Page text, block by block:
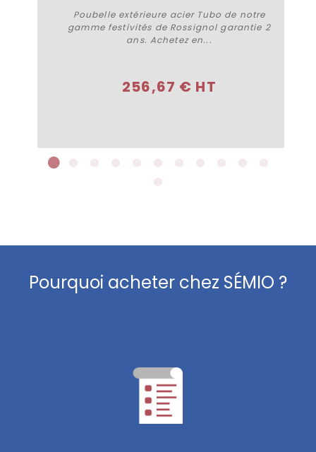
Poubelle extérieure acier Tubo de notre
gamme festivités de Rossignol garantie 2
ans. Achetez en...
256,67 € HT
Pourquoi acheter chez SÉMIO ?